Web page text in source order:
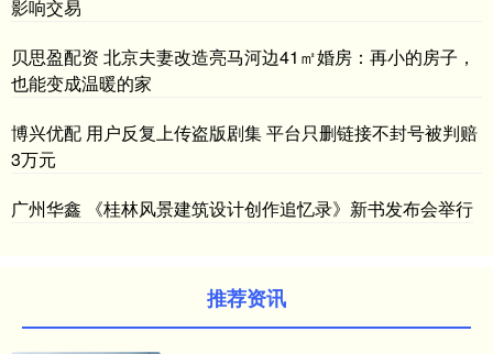
影响交易
贝思盈配资 北京夫妻改造亮马河边41㎡婚房：再小的房子，
也能变成温暖的家
博兴优配 用户反复上传盗版剧集 平台只删链接不封号被判赔
3万元
广州华鑫 《桂林风景建筑设计创作追忆录》新书发布会举行
推荐资讯